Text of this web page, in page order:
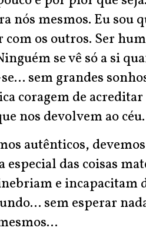
nós mesmos. Eu sou
os outros. Ser
se vê só a si
sem grandes
coragem de acreditar
nos devolvem ao céu.
autênticos,
especial das coisas
e incapacitam
sem esperar